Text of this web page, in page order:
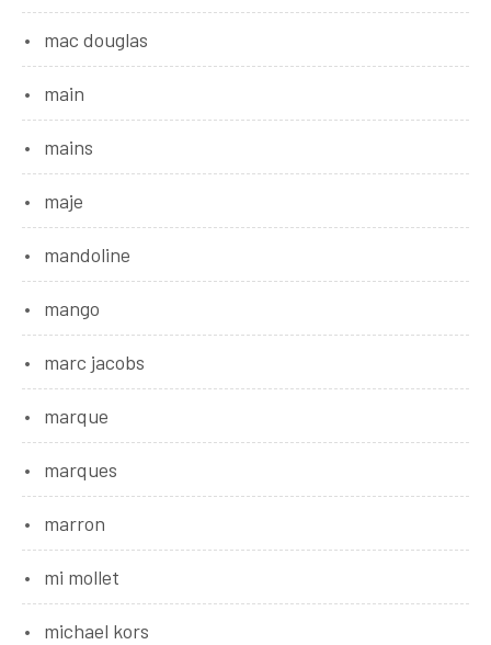
mac douglas
main
mains
maje
mandoline
mango
marc jacobs
marque
marques
marron
mi mollet
michael kors